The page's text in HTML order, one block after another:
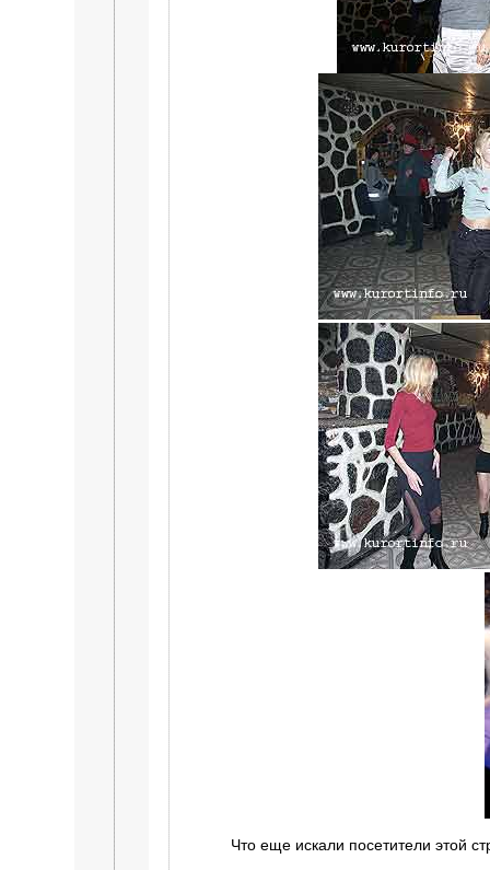
Что еще искали посетители этой